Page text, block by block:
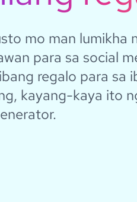
mo man lumikha
para sa social
regalo para sa
kayang-kaya ito